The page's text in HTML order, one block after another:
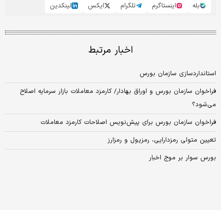
بله
اینستاگرم تلگرام ایکس لینکدین
اخبار مرتبط
استانداردسازی سازمان بورس
فراخوان سازمان بورس و اوراق بهادار/ کارمزد معاملات بازار سرمایه اصلاح
می‌شود؟
فراخوان سازمان بورس برای پیش‌نویس اصلاحات کارمزد معاملات
تعیین متولی رمزدارایی، رمزپول و رمزارز
بورس سوار بر موج اخبار